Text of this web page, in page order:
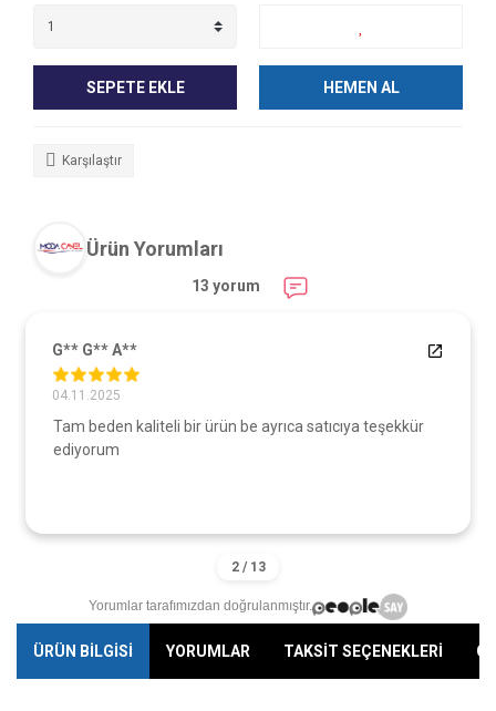
SEPETE EKLE HEMEN AL
Karşılaştır
Ürün Yorumları
13 yorum
G** G** A**
04.11.2025
Tam beden kaliteli bir ürün be ayrıca satıcıya teşekkür
ediyorum
Yorumlar tarafımızdan doğrulanmıştır.
ÜRÜN BİLGİSİ YORUMLAR TAKSİT SEÇENEKLERİ